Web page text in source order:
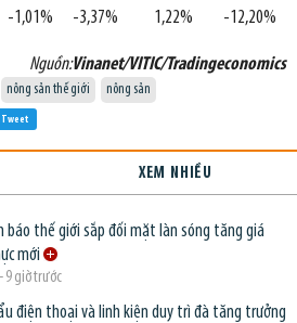
-1,01% -3,37% 1,22% -12,20%
Nguồn:Vinanet/VITIC/Tradingeconomics
nông sản thế giới nông sản
Tweet
XEM NHIỀU
báo thế giới sắp đối mặt làn sóng tăng giá
mới
9 giờ trước
điện thoại và linh kiện duy trì đà tăng trưởng